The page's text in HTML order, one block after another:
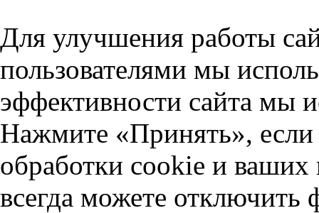
Для улучшения работы
пользователями мы
эффективности сайта мы
Нажмите «Принять», если
обработки cookie и
всегда можете отключить